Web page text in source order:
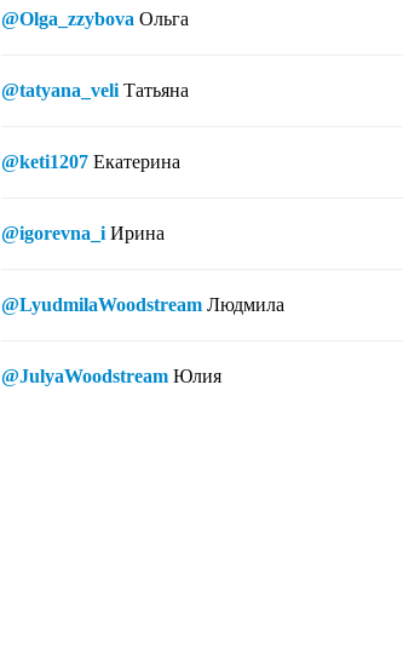
@Olga_zzybova Ольга
@tatyana_veli Татьяна
@keti1207 Екатерина
@igorevna_i Ирина
@LyudmilaWoodstream Людмила
@JulyaWoodstream Юлия